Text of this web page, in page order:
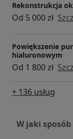
- kłykciny
- grudki perliste
- przerost warg
- asymetria
- atrofia warg
- utrata
Hoodoplastyka,
Rekonstrukcja
Od 5 000 zł
Powiększenie
hialuronowym
Od 1 800 zł
+ 136 usług
W jaki